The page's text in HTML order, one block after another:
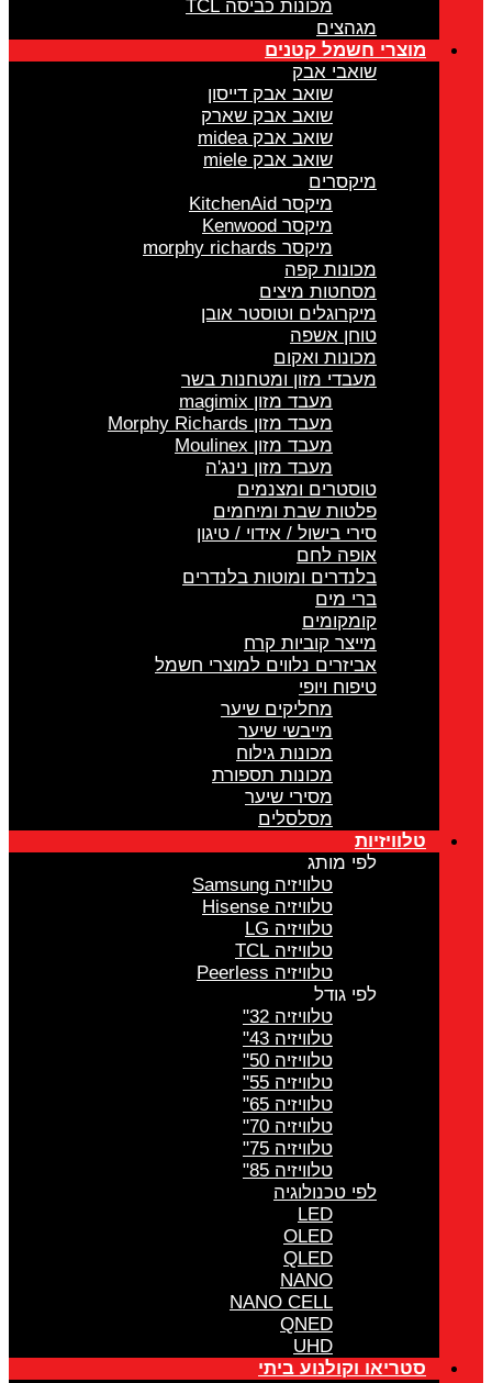
מכונות כביסה TCL
מגהצים
מוצרי חשמל קטנים
שואבי אבק
שואב אבק דייסון
שואב אבק שארק
שואב אבק midea
שואב אבק miele
מיקסרים
מיקסר KitchenAid
מיקסר Kenwood
מיקסר morphy richards
מכונות קפה
מסחטות מיצים
מיקרוגלים וטוסטר אובן
טוחן אשפה
מכונות ואקום
מעבדי מזון ומטחנות בשר
מעבד מזון magimix
מעבד מזון Morphy Richards
מעבד מזון Moulinex
מעבד מזון נינג'ה
טוסטרים ומצנמים
פלטות שבת ומיחמים
סירי בישול / אידוי / טיגון
אופה לחם
בלנדרים ומוטות בלנדרים
ברי מים
קומקומים
מייצר קוביות קרח
אביזרים נלווים למוצרי חשמל
טיפוח ויופי
מחליקים שיער
מייבשי שיער
מכונות גילוח
מכונות תספורת
מסירי שיער
מסלסלים
טלוויזיות
לפי מותג
טלוויזיה Samsung
טלוויזיה Hisense
טלוויזיה LG
טלוויזיה TCL
טלוויזיה Peerless
לפי גודל
טלוויזיה 32"
טלוויזיה 43"
טלוויזיה 50"
טלוויזיה 55"
טלוויזיה 65"
טלוויזיה 70"
טלוויזיה 75"
טלוויזיה 85"
לפי טכנולוגיה
LED
OLED
QLED
NANO
NANO CELL
QNED
UHD
סטריאו וקולנוע ביתי